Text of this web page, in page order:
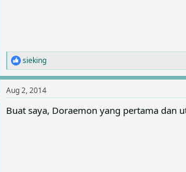
R
e
c
i
sieking
Aug 2, 2014
Buat saya, Doraemon yang pertama dan